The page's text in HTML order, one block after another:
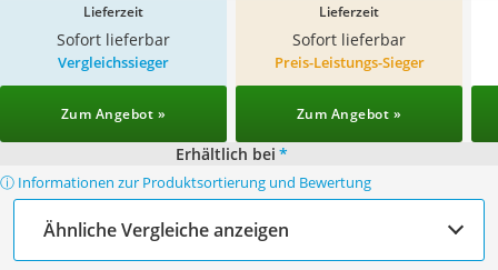
Lieferzeit
Sofort lieferbar
Lieferzeit
Sofort lieferbar
Vergleichssieger
Zum Angebot »
Preis-Leistungs-Sieger
Zum Angebot »
Erhältlich bei *
ⓘ Informationen zur Produktsortierung und Bewertung
Ähnliche Vergleiche anzeigen